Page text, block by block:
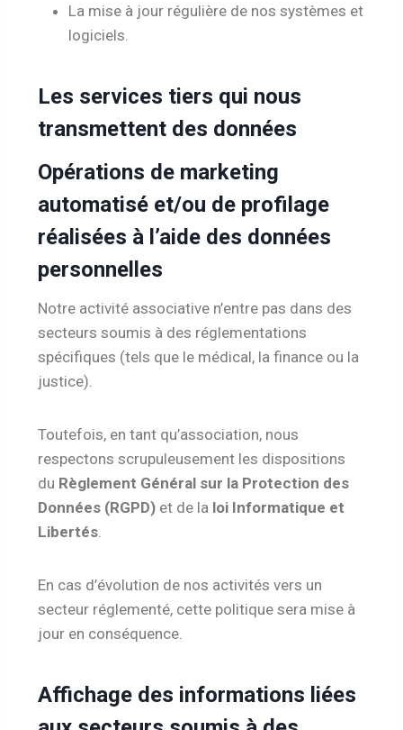
La mise à jour régulière de nos systèmes et
logiciels.
Les services tiers qui nous
transmettent des données
Opérations de marketing
automatisé et/ou de profilage
réalisées à l’aide des données
personnelles
Notre activité associative n’entre pas dans des
secteurs soumis à des réglementations
spécifiques (tels que le médical, la finance ou la
justice).
Toutefois, en tant qu’association, nous
respectons scrupuleusement les dispositions
du Règlement Général sur la Protection des
Données (RGPD) et de la loi Informatique et
Libertés
En cas d’évolution de nos activités vers un
secteur réglementé, cette politique sera mise à
jour en conséquence.
Affichage des informations liées